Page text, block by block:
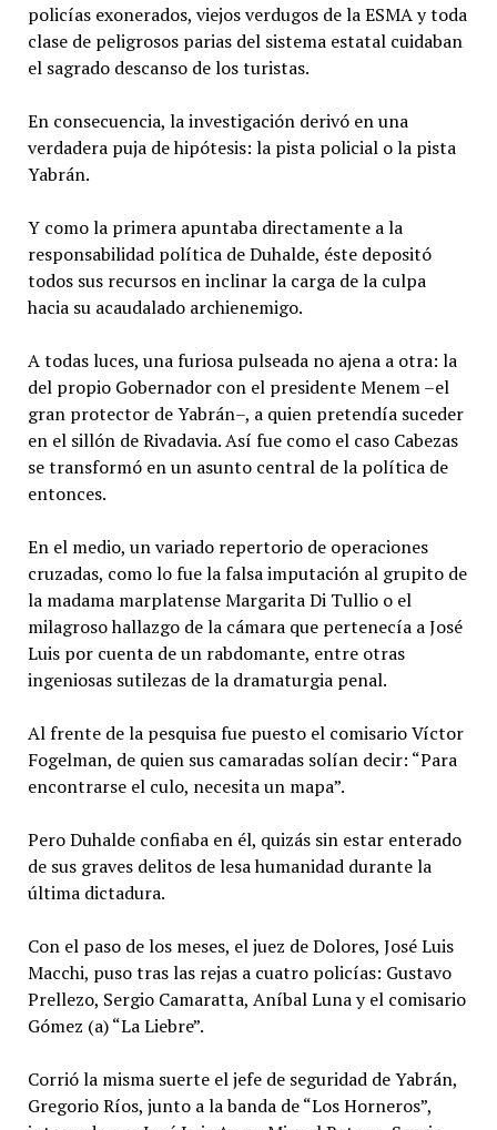
policías exonerados, viejos verdugos de la ESMA y toda
clase de peligrosos parias del sistema estatal cuidaban
el sagrado descanso de los turistas.
En consecuencia, la investigación derivó en una
verdadera puja de hipótesis: la pista policial o la pista
Yabrán.
Y como la primera apuntaba directamente a la
responsabilidad política de Duhalde, éste depositó
todos sus recursos en inclinar la carga de la culpa
hacia su acaudalado archienemigo.
A todas luces, una furiosa pulseada no ajena a otra: la
del propio Gobernador con el presidente Menem –el
gran protector de Yabrán–, a quien pretendía suceder
en el sillón de Rivadavia. Así fue como el caso Cabezas
se transformó en un asunto central de la política de
entonces.
En el medio, un variado repertorio de operaciones
cruzadas, como lo fue la falsa imputación al grupito de
la madama marplatense Margarita Di Tullio o el
milagroso hallazgo de la cámara que pertenecía a José
Luis por cuenta de un rabdomante, entre otras
ingeniosas sutilezas de la dramaturgia penal.
Al frente de la pesquisa fue puesto el comisario Víctor
Fogelman, de quien sus camaradas solían decir: “Para
encontrarse el culo, necesita un mapa”.
Pero Duhalde confiaba en él, quizás sin estar enterado
de sus graves delitos de lesa humanidad durante la
última dictadura.
Con el paso de los meses, el juez de Dolores, José Luis
Macchi, puso tras las rejas a cuatro policías: Gustavo
Prellezo, Sergio Camaratta, Aníbal Luna y el comisario
Gómez (a) “La Liebre”.
Corrió la misma suerte el jefe de seguridad de Yabrán,
Gregorio Ríos, junto a la banda de “Los Horneros”,